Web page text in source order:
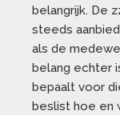
belangrijk. De
steeds
als de
belang echter
bepaalt voor
beslist hoe en